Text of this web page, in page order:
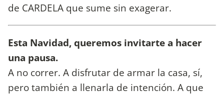
de CARDELA que sume sin exagerar.
Esta Navidad, queremos invitarte a hacer
una pausa.
A no correr. A disfrutar de armar la casa, sí,
pero también a llenarla de intención. A que